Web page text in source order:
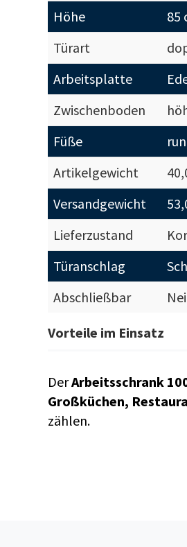
Höhe
85
Türart
Arbeitsplatte
Zwischenboden
Füße
Artikelgewicht
Versandgewicht
Lieferzustand
Türanschlag
Abschließbar
Vorteile im Einsatz
DerArbeitsschrank
Großküchen,
zählen.